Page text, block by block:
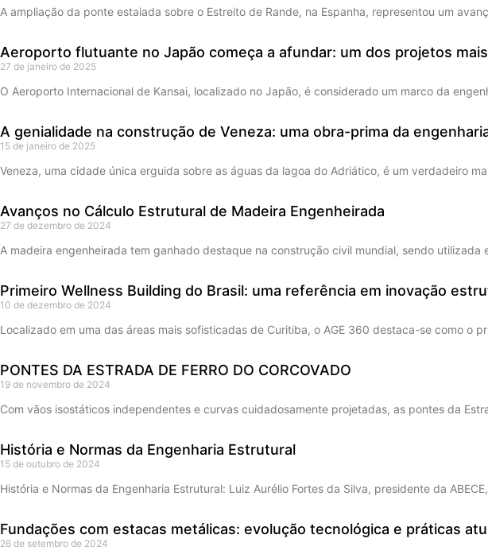
A ampliação da ponte estaiada sobre o Estreito de Rande, na Espanha, representou um
Aeroporto flutuante no Japão começa a afundar: um dos projetos
27 de janeiro de 2025
O Aeroporto Internacional de Kansai, localizado no Japão, é considerado um marco da
A genialidade na construção de Veneza: uma obra-prima da
15 de janeiro de 2025
Veneza, uma cidade única erguida sobre as águas da lagoa do Adriático, é um verdadeiro
Avanços no Cálculo Estrutural de Madeira Engenheirada
27 de dezembro de 2024
A madeira engenheirada tem ganhado destaque na construção civil mundial, sendo
Primeiro Wellness Building do Brasil: uma referência em inovação
10 de dezembro de 2024
Localizado em uma das áreas mais sofisticadas de Curitiba, o AGE 360 destaca-se como o
PONTES DA ESTRADA DE FERRO DO CORCOVADO
19 de novembro de 2024
Com vãos isostáticos independentes e curvas cuidadosamente projetadas, as pontes da
História e Normas da Engenharia Estrutural
15 de outubro de 2024
História e Normas da Engenharia Estrutural: Luiz Aurélio Fortes da Silva, presidente da
Fundações com estacas metálicas: evolução tecnológica e práticas
26 de setembro de 2024